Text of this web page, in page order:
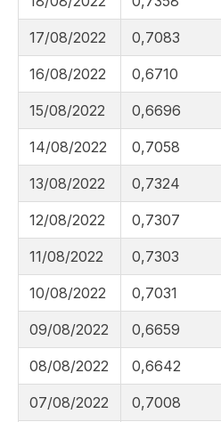
17/08/2022 0,7083
16/08/2022 0,6710
15/08/2022 0,6696
14/08/2022 0,7058
13/08/2022 0,7324
12/08/2022 0,7307
11/08/2022 0,7303
10/08/2022 0,7031
09/08/2022 0,6659
08/08/2022 0,6642
07/08/2022 0,7008